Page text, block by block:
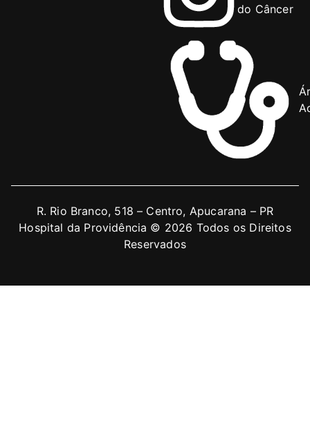
do Câncer
R. Rio Branco, 518 – Centro, Apucarana – PR
Hospital da Providência © 2026 Todos os Direitos
Reservados